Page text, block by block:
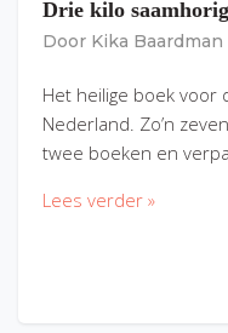
Drie kilo
Door Kika Baardman
Het heilige boek
Nederland. Zo’n
twee boeken en
Lees verder »